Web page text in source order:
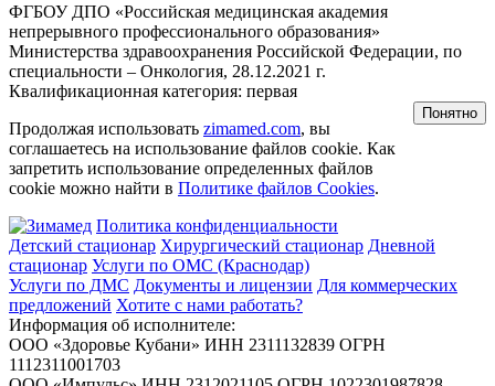
ФГБОУ ДПО «Российская медицинская академия
непрерывного профессионального образования»
Министерства здравоохранения Российской Федерации, по
специальности – Онкология, 28.12.2021 г.
Квалификационная категория: первая
Продолжая использовать zimamed.com, вы
соглашаетесь на использование файлов cookie. Как
запретить использование определенных файлов
cookie можно найти в Политике файлов Cookies.
Понятно
Политика конфиденциальности
Детский стационар Хирургический стационар Дневной
стационар Услуги по ОМС (Краснодар)
Услуги по ДМС Документы и лицензии Для коммерческих
предложений Хотите с нами работать?
Информация об исполнителе:
ООО «Здоровье Кубани» ИНН 2311132839 ОГРН
1112311001703